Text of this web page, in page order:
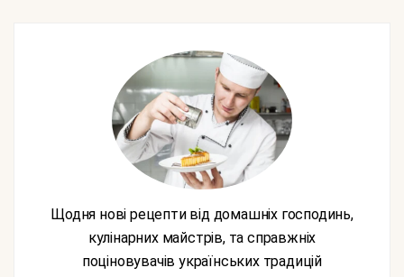
Щодня нові рецепти від домашніх господинь,
кулінарних майстрів, та справжніх
поціновувачів українських традицій